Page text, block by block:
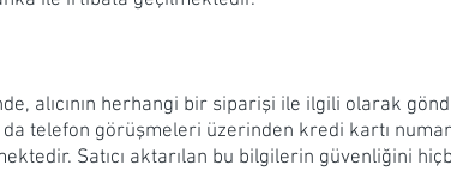
alıcının herhangi bir siparişi ile ilgili olarak
da telefon görüşmeleri üzerinden kredi kartı
Satıcı aktarılan bu bilgilerin güvenliğini